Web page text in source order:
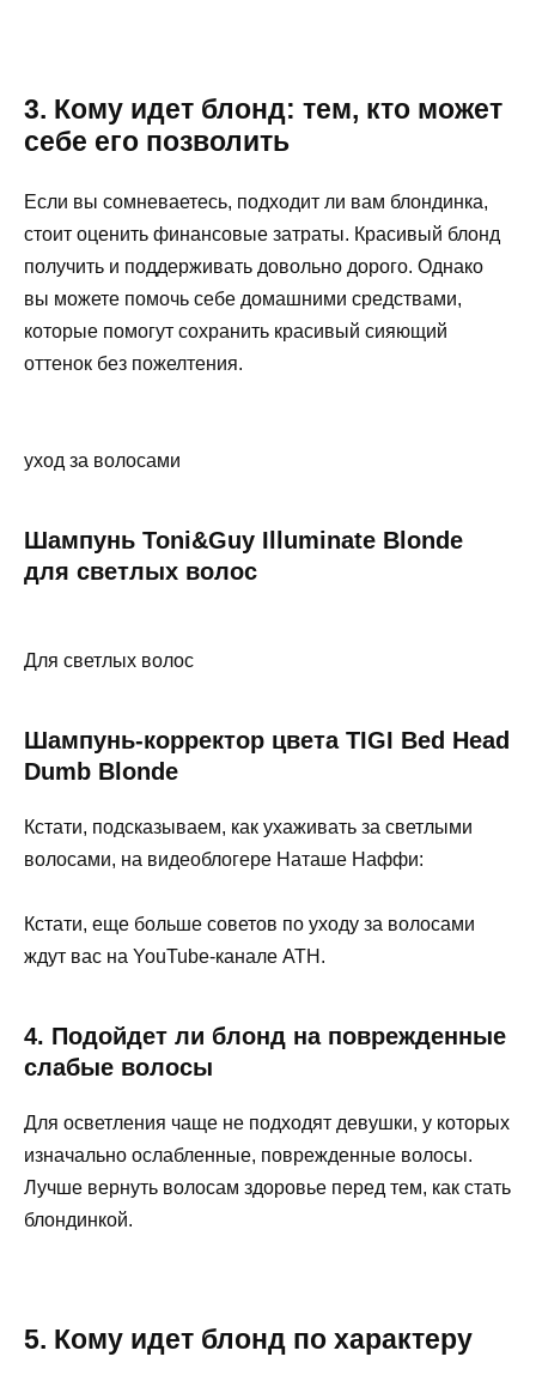
3. Кому идет блонд: тем, кто может
себе его позволить
Если вы сомневаетесь, подходит ли вам блондинка,
стоит оценить финансовые затраты. Красивый блонд
получить и поддерживать довольно дорого. Однако
вы можете помочь себе домашними средствами,
которые помогут сохранить красивый сияющий
оттенок без пожелтения.
уход за волосами
Шампунь Toni&Guy Illuminate Blonde
для светлых волос
Для светлых волос
Шампунь-корректор цвета TIGI Bed Head
Dumb Blonde
Кстати, подсказываем, как ухаживать за светлыми
волосами, на видеоблогере Наташе Наффи:
Кстати, еще больше советов по уходу за волосами
ждут вас на YouTube-канале ATH.
4. Подойдет ли блонд на поврежденные
слабые волосы
Для осветления чаще не подходят девушки, у которых
изначально ослабленные, поврежденные волосы.
Лучше вернуть волосам здоровье перед тем, как стать
блондинкой.
5. Кому идет блонд по характеру